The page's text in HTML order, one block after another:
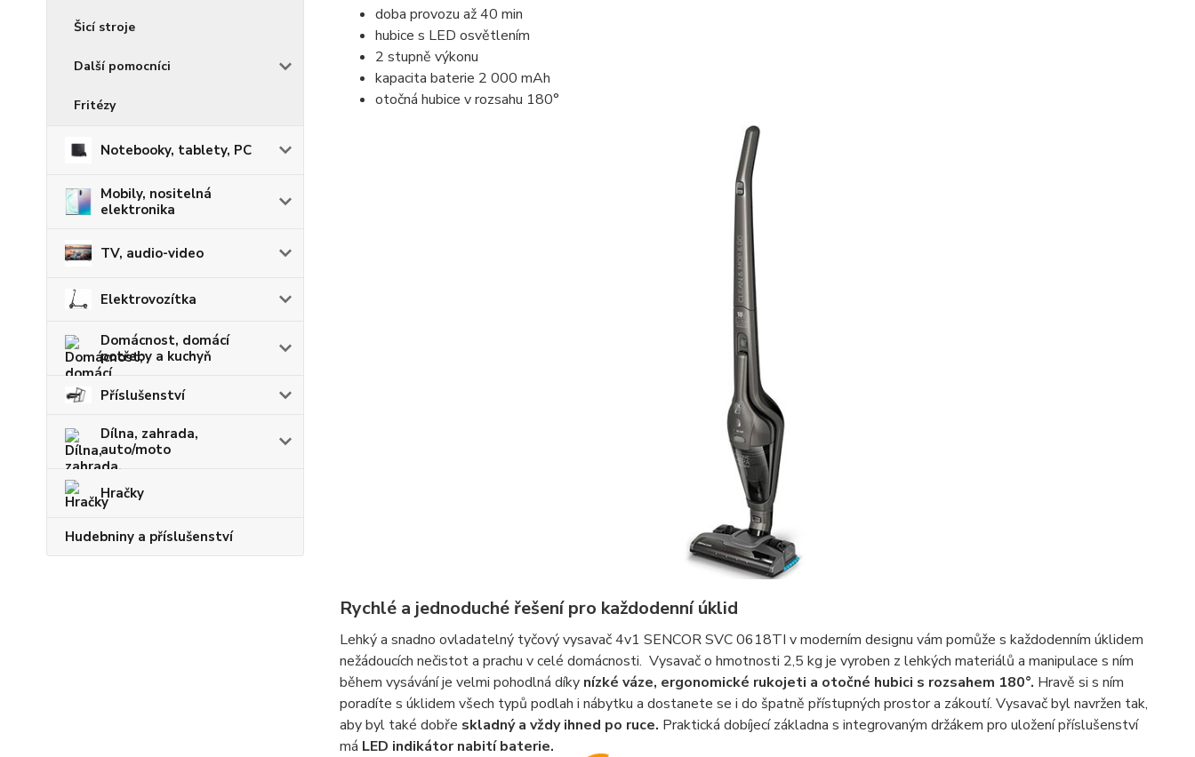
Šicí stroje
Další pomocníci
Fritézy
Notebooky, tablety, PC
Mobily, nositelná
elektronika
TV, audio-video
Elektrovozítka
Domácnost, domácí
potřeby a kuchyň
Příslušenství
Dílna, zahrada,
auto/moto
Hračky
Hudebniny a příslušenství
doba provozu až 40 min
hubice s LED osvětlením
2 stupně výkonu
kapacita baterie 2 000 mAh
otočná hubice v rozsahu 180°
Rychlé a jednoduché řešení pro každodenní úklid
Lehký a snadno ovladatelný tyčový vysavač 4v1 SENCOR SVC 0618TI v moderním designu vám pomůže s každodenním úklidem
nežádoucích nečistot a prachu v celé domácnosti. Vysavač o hmotnosti 2,5 kg je vyroben z lehkých materiálů a manipulace s ním
během vysávání je velmi pohodlná díky nízké váze, ergonomické rukojeti a otočné hubici s rozsahem 180°. Hravě si s ním
poradíte s úklidem všech typů podlah i nábytku a dostanete se i do špatně přístupných prostor a zákoutí. Vysavač byl navržen tak,
aby byl také dobře skladný a vždy ihned po ruce. Praktická dobíjecí základna s integrovaným držákem pro uložení příslušenství
má LED indikátor nabití baterie.